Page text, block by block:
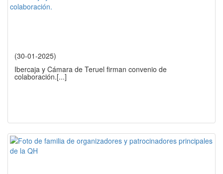
(30-01-2025)
Ibercaja y Cámara de Teruel firman convenio de
colaboración.[...]